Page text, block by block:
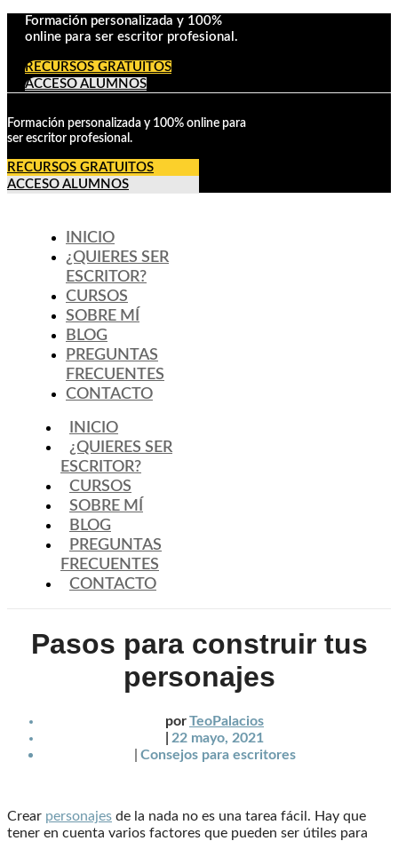
Formación personalizada y 100%
online para ser escritor profesional.
RECURSOS GRATUITOS
ACCESO ALUMNOS
Formación personalizada y 100% online para
ser escritor profesional.
RECURSOS GRATUITOS
ACCESO ALUMNOS
INICIO
¿QUIERES SER
ESCRITOR?
CURSOS
SOBRE MÍ
BLOG
PREGUNTAS
FRECUENTES
CONTACTO
INICIO
¿QUIERES SER
ESCRITOR?
CURSOS
SOBRE MÍ
BLOG
PREGUNTAS
FRECUENTES
CONTACTO
Pasos para construir tus
personajes
porTeoPalacios
22 mayo, 2021
Consejos para escritores
Crear personajes de la nada no es una tarea fácil. Hay que
tener en cuenta varios factores que pueden ser útiles para